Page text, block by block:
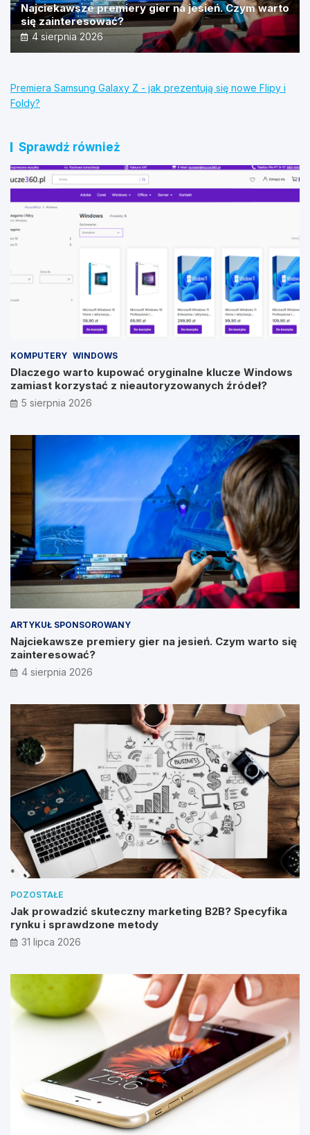
Najciekawsze premiery gier na jesień. Czym warto
się zainteresować?
4 sierpnia 2026
Premiera Samsung Galaxy Z - jak prezentują się nowe Flipy i
Foldy?
Sprawdź również
KOMPUTERY WINDOWS
Dlaczego warto kupować oryginalne klucze Windows
zamiast korzystać z nieautoryzowanych źródeł?
5 sierpnia 2026
ARTYKUŁ SPONSOROWANY
Najciekawsze premiery gier na jesień. Czym warto się
zainteresować?
4 sierpnia 2026
POZOSTAŁE
Jak prowadzić skuteczny marketing B2B? Specyfika
rynku i sprawdzone metody
31 lipca 2026